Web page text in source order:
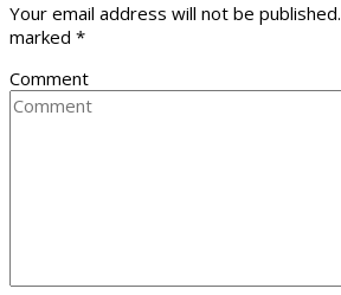
Your email address will not be published.
marked *
Comment